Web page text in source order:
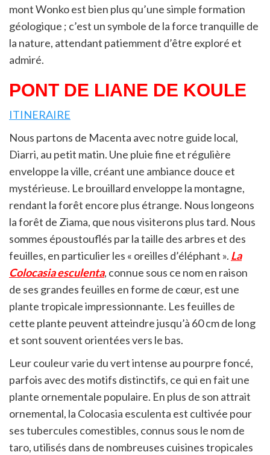
mont Wonko est bien plus qu’une simple formation
géologique ; c’est un symbole de la force tranquille de
la nature, attendant patiemment d’être exploré et
admiré.
PONT DE LIANE DE KOULE
ITINERAIRE
Nous partons de Macenta avec notre guide local,
Diarri, au petit matin. Une pluie fine et régulière
enveloppe la ville, créant une ambiance douce et
mystérieuse. Le brouillard enveloppe la montagne,
rendant la forêt encore plus étrange. Nous longeons
la forêt de Ziama, que nous visiterons plus tard. Nous
sommes époustouflés par la taille des arbres et des
feuilles, en particulier les « oreilles d’éléphant ». La
Colocasia esculenta, connue sous ce nom en raison
de ses grandes feuilles en forme de cœur, est une
plante tropicale impressionnante. Les feuilles de
cette plante peuvent atteindre jusqu’à 60 cm de long
et sont souvent orientées vers le bas.
Leur couleur varie du vert intense au pourpre foncé,
parfois avec des motifs distinctifs, ce qui en fait une
plante ornementale populaire. En plus de son attrait
ornemental, la Colocasia esculenta est cultivée pour
ses tubercules comestibles, connus sous le nom de
taro, utilisés dans de nombreuses cuisines tropicales